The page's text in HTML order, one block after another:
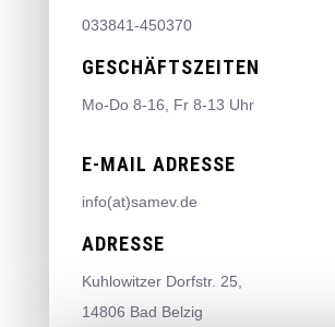
033841-450370
GESCHÄFTSZEITEN
Mo-Do 8-16, Fr 8-13 Uhr
E-MAIL ADRESSE
info(at)samev.de
ADRESSE
Kuhlowitzer Dorfstr. 25,
14806 Bad Belzig